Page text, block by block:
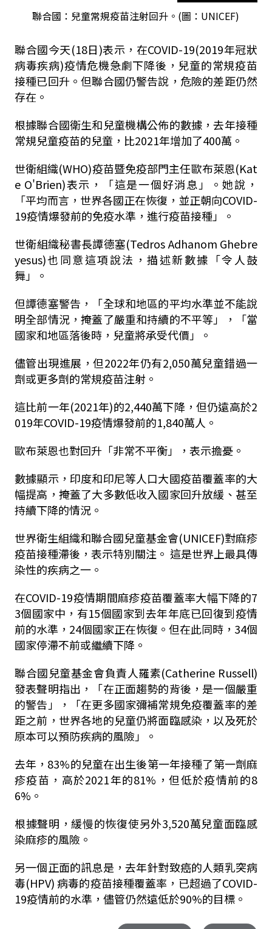
聯合國：兒童常規疫苗注射回升。(圖：UNICEF)
聯合國今天(18日)表示，在COVID-19(2019年冠狀
病毒疾病)疫情危機急劇下降後，兒童的常規疫苗
接種已回升。但聯合國仍警告說，危險的差距仍然
存在。
根據聯合國衛生和兒童機構公佈的數據，去年接種
常規兒童疫苗的兒童，比2021年增加了400萬。
世衛組織(WHO)疫苗暨免疫部門主任歐布萊恩(Kat
e O'Brien)表示，「這是一個好消息」。她說，
「平均而言，世界各國正在恢復，並正朝向COVID-
19疫情爆發前的免疫水準，進行疫苗接種」。
世衛組織秘書長譚德塞(Tedros Adhanom Ghebre
yesus)也同意這項說法，描述新數據「令人鼓
舞」。
但譚德塞警告，「全球和地區的平均水準並不能說
明全部情況，掩蓋了嚴重和持續的不平等」，「當
國家和地區落後時，兒童將承受代價」。
儘管出現進展，但2022年仍有2,050萬兒童錯過一
劑或更多劑的常規疫苗注射。
這比前一年(2021年)的2,440萬下降，但仍遠高於2
019年COVID-19疫情爆發前的1,840萬人。
歐布萊恩也對回升「非常不平衡」，表示擔憂。
數據顯示，印度和印尼等人口大國疫苗覆蓋率的大
幅提高，掩蓋了大多數低收入國家回升放緩、甚至
持續下降的情況。
世界衛生組織和聯合國兒童基金會(UNICEF)對麻疹
疫苗接種滯後，表示特別關注。 這是世界上最具傳
染性的疾病之一。
在COVID-19疫情期間麻疹疫苗覆蓋率大幅下降的7
3個國家中，有15個國家到去年年底已回復到疫情
前的水準，24個國家正在恢復。但在此同時，34個
國家停滯不前或繼續下降。
聯合國兒童基金會負責人羅素(Catherine Russell)
發表聲明指出，「在正面趨勢的背後，是一個嚴重
的警告」，「在更多國家彌補常規免疫覆蓋率的差
距之前，世界各地的兒童仍將面臨感染，以及死於
原本可以預防疾病的風險」。
去年，83%的兒童在出生後第一年接種了第一劑麻
疹疫苗，高於2021年的81%，但低於疫情前的8
6%。
根據聲明，緩慢的恢復使另外3,520萬兒童面臨感
染麻疹的風險。
另一個正面的訊息是，去年針對致癌的人類乳突病
毒(HPV) 病毒的疫苗接種覆蓋率，已超過了COVID-
19疫情前的水準，儘管仍然遠低於90%的目標。